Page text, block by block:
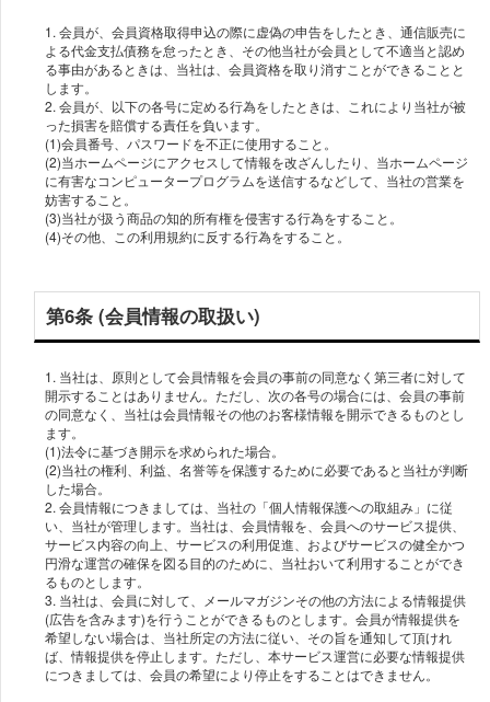
1. 会員が、会員資格取得申込の際に虚偽の申告をしたとき、通信販売に
よる代金支払債務を怠ったとき、その他当社が会員として不適当と認め
る事由があるときは、当社は、会員資格を取り消すことができることと
します。
2. 会員が、以下の各号に定める行為をしたときは、これにより当社が被
った損害を賠償する責任を負います。
(1)会員番号、パスワードを不正に使用すること。
(2)当ホームページにアクセスして情報を改ざんしたり、当ホームページ
に有害なコンピュータープログラムを送信するなどして、当社の営業を
妨害すること。
(3)当社が扱う商品の知的所有権を侵害する行為をすること。
(4)その他、この利用規約に反する行為をすること。
第6条 (会員情報の取扱い)
1. 当社は、原則として会員情報を会員の事前の同意なく第三者に対して
開示することはありません。ただし、次の各号の場合には、会員の事前
の同意なく、当社は会員情報その他のお客様情報を開示できるものとし
ます。
(1)法令に基づき開示を求められた場合。
(2)当社の権利、利益、名誉等を保護するために必要であると当社が判断
した場合。
2. 会員情報につきましては、当社の「個人情報保護への取組み」に従
い、当社が管理します。当社は、会員情報を、会員へのサービス提供、
サービス内容の向上、サービスの利用促進、およびサービスの健全かつ
円滑な運営の確保を図る目的のために、当社おいて利用することができ
るものとします。
3. 当社は、会員に対して、メールマガジンその他の方法による情報提供
(広告を含みます)を行うことができるものとします。会員が情報提供を
希望しない場合は、当社所定の方法に従い、その旨を通知して頂けれ
ば、情報提供を停止します。ただし、本サービス運営に必要な情報提供
につきましては、会員の希望により停止をすることはできません。